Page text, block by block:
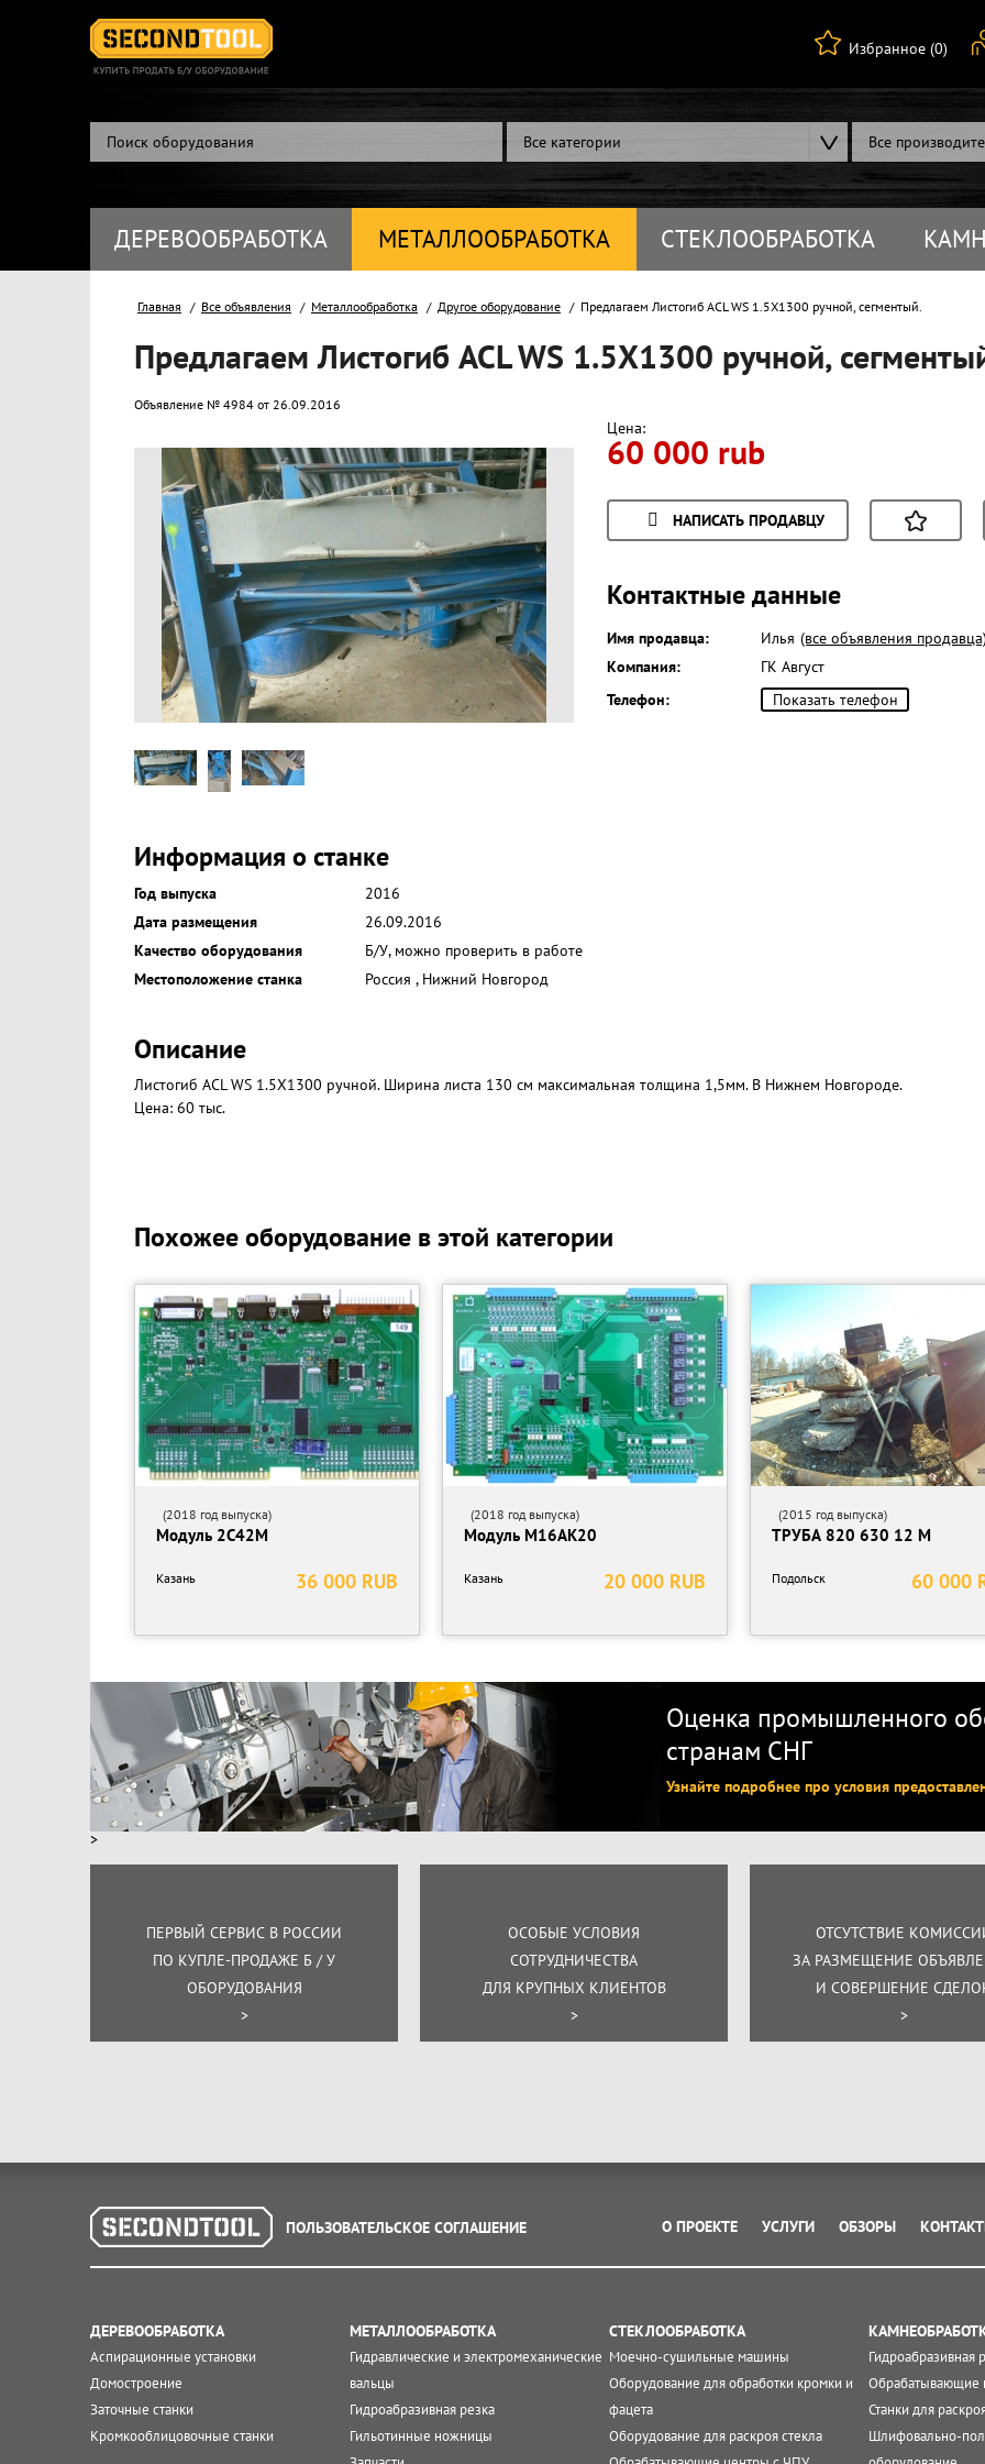
Избранное (0)
Все категории Все
ДЕРЕВООБРАБОТКА МЕТАЛЛООБРАБОТКА СТЕКЛООБРАБОТКА
Главная Все объявления Металлообработка Другое оборудование Предлагаем Листогиб ACL WS 1.5X1300 ручной, сегментый.
Предлагаем Листогиб ACL WS 1.5X1300 ручной,
Объявление № 4984 от 26.09.2016
Цена:
60 000 rub
НАПИСАТЬ ПРОДАВЦУ
Контактные данные
Имя продавца: Илья (все объявления
Компания:
ГК Август
Телефон:
Показать телефон
Информация о станке
Год выпуска
2016
Дата размещения
26.09.2016
Качество оборудования
Б/У, можно проверить в работе
Местоположение станка
Россия , Нижний Новгород
Описание
Листогиб ACL WS 1.5X1300 ручной. Ширина листа 130 см максимальная толщина 1,5мм. В Нижнем Новгороде.
Цена: 60 тыс.
Похожее оборудование в этой категории
(2018 год выпуска)
Модуль 2С42М
36 000 RUB
Казань
(2018 год выпуска)
Модуль М16АК20
20 000 RUB
Казань
(2015 год выпуска)
ТРУБА 820 630 12 М
60 000
Подольск
Оценка промышленного
странам СНГ
Узнайте подробнее про условия
>
ПЕРВЫЙ СЕРВИС В РОССИИ
ПО КУПЛЕ-ПРОДАЖЕ Б / У
ОБОРУДОВАНИЯ
>
ОСОБЫЕ УСЛОВИЯ
СОТРУДНИЧЕСТВА
ДЛЯ КРУПНЫХ КЛИЕНТОВ
>
ОТСУТСТВИЕ
ЗА РАЗМЕЩЕНИЕ
И СОВЕРШЕНИЕ
>
ПОЛЬЗОВАТЕЛЬСКОЕ СОГЛАШЕНИЕ О ПРОЕКТЕ УСЛУГИ ОБЗОРЫ
ДЕРЕВООБРАБОТКА
Аспирационные установки
Домостроение
Заточные станки
Кромкооблицовочные станки
МЕТАЛЛООБРАБОТКА
Гидравлические и электромеханические
вальцы
Гидроабразивная резка
Гильотинные ножницы
СТЕКЛООБРАБОТКА
Моечно-сушильные машины
Оборудование для обработки кромки и
фацета
Оборудование для раскроя стекла
Гидроабразивная
Обрабатывающие
Станки для
Шлифовально-